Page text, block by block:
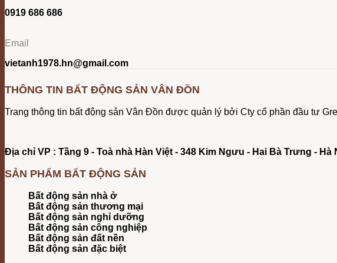
0919 686 686
Email
vietanh1978.hn@gmail.com
THÔNG TIN BẤT ĐỘNG SẢN VÂN ĐỒN
Trang thông tin bất động sản Vân Đồn được quản lý bởi Cty cổ phần đầu tư
Địa chỉ VP : Tầng 9 - Toà nhà Hàn Việt - 348 Kim Ngưu - Hai Bà Trưng - Hà
SẢN PHẨM BẤT ĐỘNG SẢN
Bất động sản nhà ở
Bất động sản thương mại
Bất động sản nghỉ dưỡng
Bất động sản công nghiệp
Bất động sản đất nền
Bất động sản đặc biệt